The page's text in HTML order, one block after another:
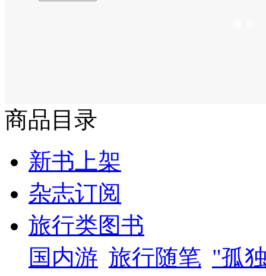
商品目录
新书上架
杂志订阅
旅行类图书
国内游 旅行随笔 "孤